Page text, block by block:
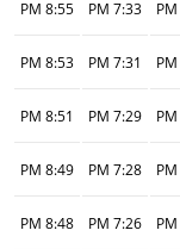
7:33 PM
8:55 PM
7:31 PM
8:53 PM
7:29 PM
8:51 PM
7:28 PM
8:49 PM
7:26 PM
8:48 PM